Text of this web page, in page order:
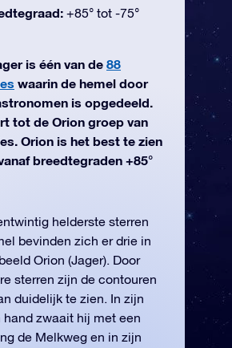
+85° tot -75°
is één van de 88
waarin de hemel door
is opgedeeld.
tot de Orion groep van
Orion is het best te zien
breedtegraden +85°
helderste sterren
bevinden zich er drie in
Orion (Jager). Door
sterren zijn de contouren
duidelijk te zien. In zijn
hand zwaait hij met een
de Melkweg en in zijn